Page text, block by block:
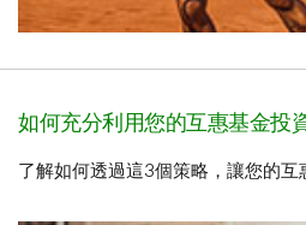
如何充分利用您的互惠基金投
了解如何透過這3個策略，讓您的互